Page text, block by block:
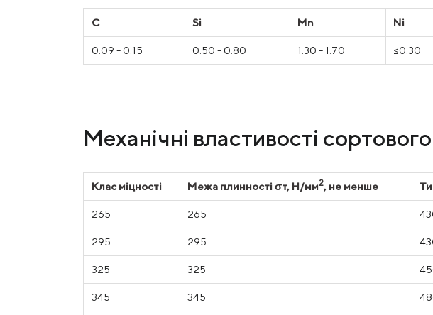
C Si Mn Ni
0.09 - 0.15 0.50 - 0.80 1.30 - 1.70 ≤0.30
Механічні властивості
Клас міцності Межа плинності σт, Н/мм2, не менше
265 265
295 295
325 325
345 345